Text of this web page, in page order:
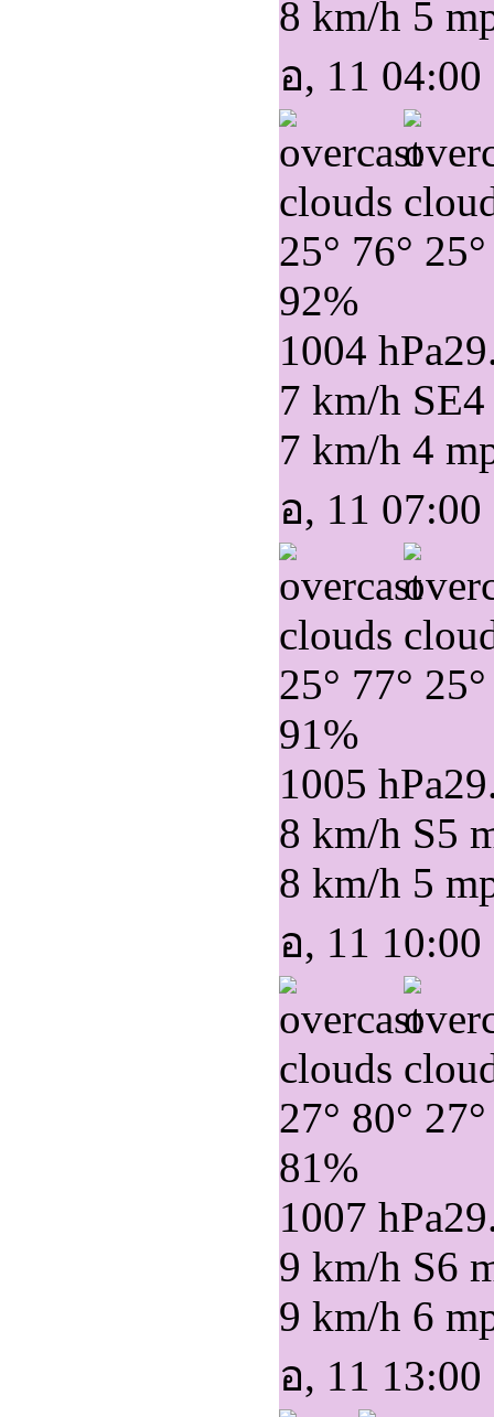
8 km/h 5
อ, 11 04:00
25° 76° 25°
92%
1004 hPa
7 km/h SE4
7 km/h 4
อ, 11 07:00
25° 77° 25°
91%
1005 hPa
8 km/h S5
8 km/h 5
อ, 11 10:00
27° 80° 27°
81%
1007 hPa
9 km/h S6
9 km/h 6
อ, 11 13:00